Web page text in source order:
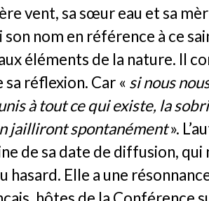
vent, sa sœur eau et sa
son nom en référence à ce
éléments de la nature. Il
réflexion. Car « si nous
à tout ce qui existe, la
jailliront spontanément».
de sa date de diffusion, qui
hasard. Elle a une